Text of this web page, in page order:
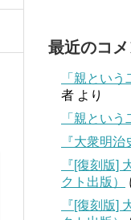
最近のコメ
「親とい
者 より
「親とい
『大衆明
『[復刻版]
クト出版）
『[復刻版]